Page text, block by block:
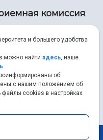
комиссия
8 (846) 267-48-67
priem@ssau.ru
и большего удобства
можно найти здесь, наше
.
об
с нашим положением об
cookies в настройках